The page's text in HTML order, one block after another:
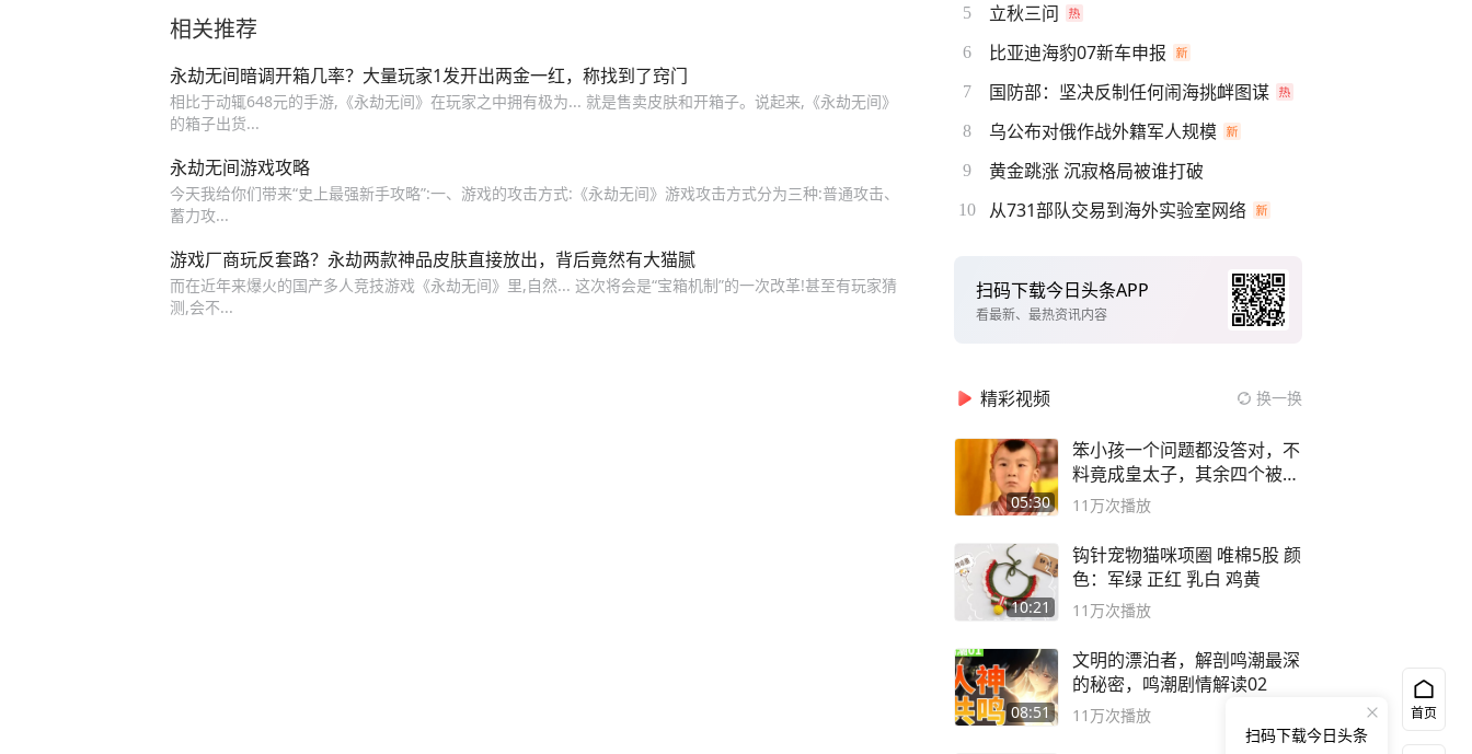
相关推荐
永劫无间暗调开箱几率？大量玩家1发开出两金一红，称找到了窍门
相比于动辄648元的手游,《永劫无间》在玩家之中拥有极为... 就是售卖皮肤和开箱子。说起来,《永劫无间》
的箱子出货...
永劫无间游戏攻略
今天我给你们带来“史上最强新手攻略”:一、游戏的攻击方式:《永劫无间》游戏攻击方式分为三种:普通攻击、
蓄力攻...
游戏厂商玩反套路？永劫两款神品皮肤直接放出，背后竟然有大猫腻
而在近年来爆火的国产多人竞技游戏《永劫无间》里,自然... 这次将会是“宝箱机制”的一次改革!甚至有玩家猜
测,会不...
5 立秋三问
6 比亚迪海豹07新车申报
7 国防部：坚决反制任何闹海挑衅图谋
8 乌公布对俄作战外籍军人规模
9 黄金跳涨 沉寂格局被谁打破
10 从731部队交易到海外实验室网络
扫码下载今日头条APP
看最新、最热资讯内容
精彩视频 换一换
05:30
笨小孩一个问题都没答对，不
料竟成皇太子，其余四个被处
死
11万次播放
10:21
钩针宠物猫咪项圈 唯棉5股 颜
色：军绿 正红 乳白 鸡黄
11万次播放
08:51
文明的漂泊者，解剖鸣潮最深
的秘密，鸣潮剧情解读02
11万次播放 首页
扫码下载今日头条